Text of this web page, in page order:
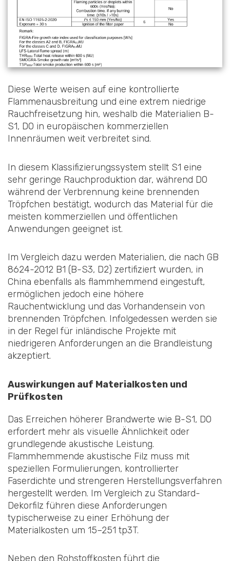
Diese Werte weisen auf eine kontrollierte
Flammenausbreitung und eine extrem niedrige
Rauchfreisetzung hin, weshalb die Materialien B-
S1, D0 in europäischen kommerziellen
Innenräumen weit verbreitet sind.
In diesem Klassifizierungssystem stellt S1 eine
sehr geringe Rauchproduktion dar, während D0
während der Verbrennung keine brennenden
Tröpfchen bestätigt, wodurch das Material für die
meisten kommerziellen und öffentlichen
Anwendungen geeignet ist.
Im Vergleich dazu werden Materialien, die nach GB
8624-2012 B1 (B-S3, D2) zertifiziert wurden, in
China ebenfalls als flammhemmend eingestuft,
ermöglichen jedoch eine höhere
Rauchentwicklung und das Vorhandensein von
brennenden Tröpfchen. Infolgedessen werden sie
in der Regel für inländische Projekte mit
niedrigeren Anforderungen an die Brandleistung
akzeptiert.
Auswirkungen auf Materialkosten und
Prüfkosten
Das Erreichen höherer Brandwerte wie B-S1, D0
erfordert mehr als visuelle Ähnlichkeit oder
grundlegende akustische Leistung.
Flammhemmende akustische Filz muss mit
speziellen Formulierungen, kontrollierter
Faserdichte und strengeren Herstellungsverfahren
hergestellt werden. Im Vergleich zu Standard-
Dekorfilz führen diese Anforderungen
typischerweise zu einer Erhöhung der
Materialkosten um 15–251 tp3T.
Neben den Rohstoffkosten führt die